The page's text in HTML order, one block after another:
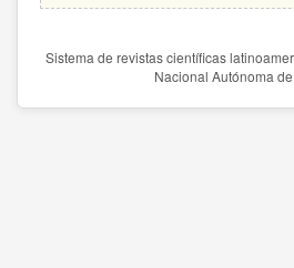
Sistema de revistas científicas
Nacional Autónoma